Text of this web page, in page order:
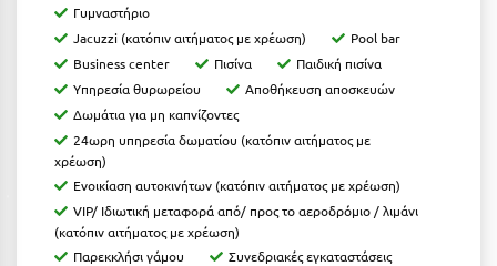
Κέρκυρα
Κεφαλονιά
Κοζάνη
Κοκκώνι Κορινθίας
Κομοτηνή
Κόνιτσα
Γυμναστήριο
Jacuzzi (κατόπιν αιτήματος με χρέωση)
Pool bar
Business center
Πισίνα
Παιδική πισίνα
Υπηρεσία θυρωρείου
Αποθήκευση αποσκευών
Δωμάτια για μη καπνίζοντες
24ωρη υπηρεσία δωματίου (κατόπιν αιτήματος με
χρέωση)
Ενοικίαση αυτοκινήτων (κατόπιν αιτήματος με χρέωση)
VIP/ Ιδιωτική μεταφορά από/ προς το αεροδρόμιο / λιμάνι
(κατόπιν αιτήματος με χρέωση)
Παρεκκλήσι γάμου
Συνεδριακές εγκαταστάσεις